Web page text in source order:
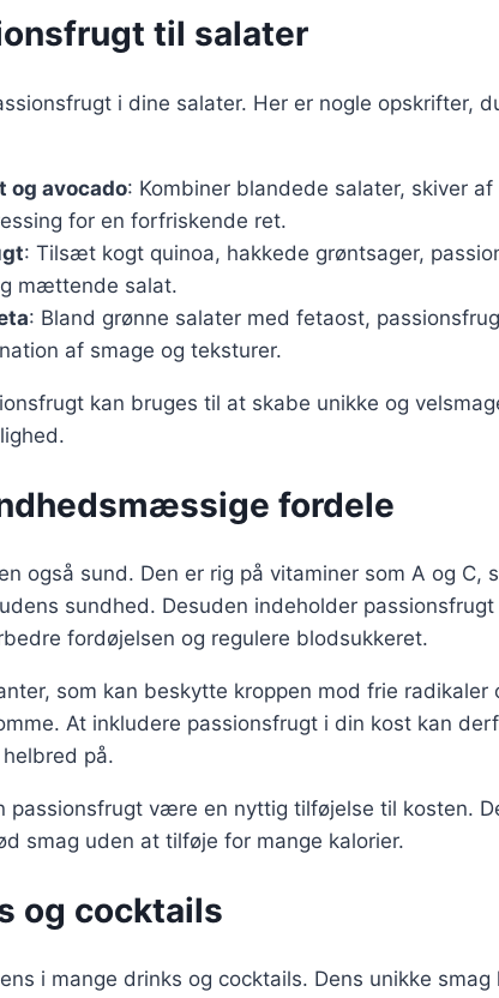
til salater
i dine salater. Her er nogle opskrifter,
og avocado: Kombiner blandede salater, skiver af
for en forfriskende ret.
: Tilsæt kogt quinoa, hakkede grøntsager,
mættende salat.
: Bland grønne salater med fetaost,
af smage og teksturer.
kan bruges til at skabe unikke og
fordele
også sund. Den er rig på vitaminer som A og C,
sundhed. Desuden indeholder passionsfrugt
fordøjelsen og regulere blodsukkeret.
som kan beskytte kroppen mod frie radikaler
At inkludere passionsfrugt i din kost kan
på.
passionsfrugt være en nyttig tilføjelse til kosten.
smag uden at tilføje for mange kalorier.
og cocktails
i mange drinks og cocktails. Dens unikke smag